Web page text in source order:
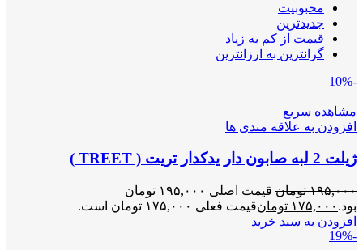
محبوبیت
جدیدترین
قیمت از کم به زیاد
گرانترین به ارزانترین
-10%
مشاهده سریع
افزودن به علاقه مندی ها
ژیلت 2 لبه صابون دار یدکدار تریت ( TREET )
۱۹۵,۰۰۰ تومان
قیمت اصلی ۱۹۵,۰۰۰ تومان
بود. ۱۷۵,۰۰۰ تومانقیمت فعلی ۱۷۵,۰۰۰ تومان است.
افزودن به سبد خرید
-19%